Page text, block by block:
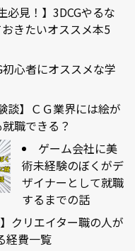
必見！】3DCGやるな
きたいオススメ本5
初心者にオススメな学
談】ＣＧ業界には絵が
職できる？
ゲーム会社に美
術未経験のぼくがデ
ザイナーとして就職
するまでの話
クリエイター職の人が
経費一覧